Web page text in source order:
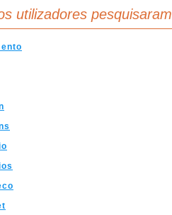
utilizadores pesquisaram